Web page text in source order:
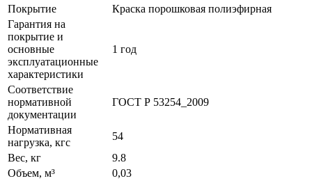
Покрытие
Краска порошковая полиэфирная
Гарантия на
покрытие и
основные
эксплуатационные
характеристики
1 год
Соответствие
нормативной
документации
ГОСТ Р 53254_2009
Нормативная
нагрузка, кгс
54
Вес, кг
9.8
Объем, м³
0,03